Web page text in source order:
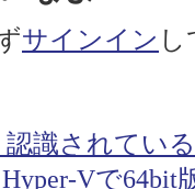
サインイン
識されてい
Hyper-Vで